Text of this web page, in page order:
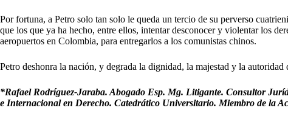
Por fortuna, a Petro solo tan solo le queda un tercio de su perverso
que los que ya ha hecho, entre ellos, intentar desconocer y violentar los
aeropuertos en Colombia, para entregarlos a los comunistas chinos.
Petro deshonra la nación, y degrada la dignidad, la majestad y la autoridad
*Rafael Rodríguez-Jaraba. Abogado Esp. Mg. Litigante. Consultor
e Internacional en Derecho. Catedrático Universitario. Miembro de la